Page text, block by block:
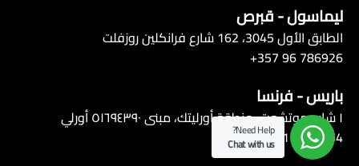
ليماسول - قبرص
الطابق الأول 3045، 162 شارع فرانكلين روزفلت
+357 96 786926
باريس - فرنسا
١ شارع موتشوت، منطقة أورليتك، مبنى ٥١٦٩٤٣٩٠ أورلي
+ 961 3707754
Need Help?
Chat with us